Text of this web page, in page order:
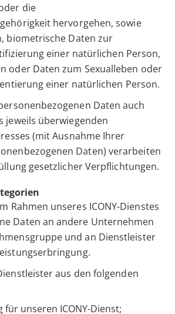
die
hervorgehen, sowie
biometrische Daten zur
einer natürlichen Person,
oder Daten zum Sexualleben oder
einer natürlichen Person.
Daten auch
jeweils überwiegenden
(mit Ausnahme Ihrer
Daten) verarbeiten
gesetzlicher Verpflichtungen.
Rahmen unseres ICONY-Dienstes
Daten an andere Unternehmen
und an Dienstleister
aus den folgenden
für unseren ICONY-Dienst;